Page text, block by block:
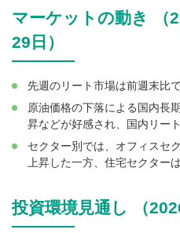
マーケットの動き （
29日）
先週のリート市場は前週末比
原油価格の下落による国内長
昇などが好感され、国内リー
セクター別では、オフィスセ
上昇した一方、住宅セクター
投資環境見通し （